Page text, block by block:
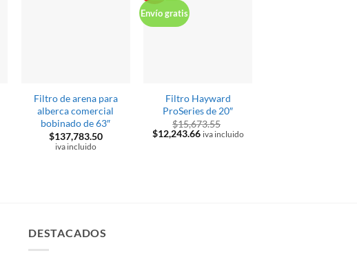
Filtro de arena para
alberca comercial
bobinado de 63″
$137,783.50
iva incluido
Envío gratis
Filtro Hayward
ProSeries de 20″
$15,673.55
El
precio
$12,243.66Eliva incluido
DESTACADOS